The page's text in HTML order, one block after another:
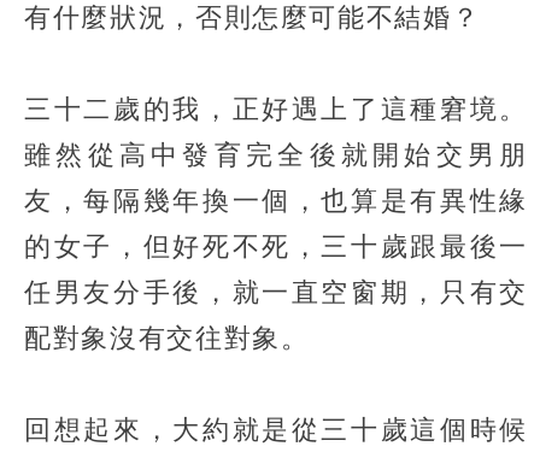
有什麼狀況，否則怎麼可能不結婚？
三十二歲的我，正好遇上了這種窘境。
雖然從高中發育完全後就開始交男朋
友，每隔幾年換一個，也算是有異性緣
的女子，但好死不死，三十歲跟最後一
任男友分手後，就一直空窗期，只有交
配對象沒有交往對象。
回想起來，大約就是從三十歲這個時候